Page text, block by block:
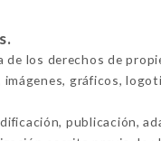
de los derechos de
gráficos,
publicación,